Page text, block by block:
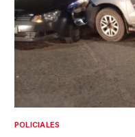
POLICIALES